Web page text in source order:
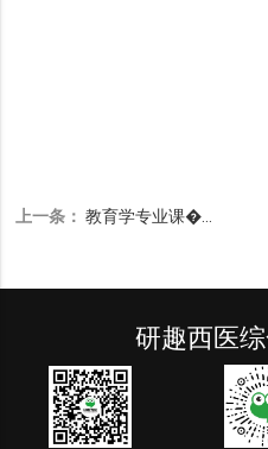
上一条： 教育学专业课�...
研趣西医